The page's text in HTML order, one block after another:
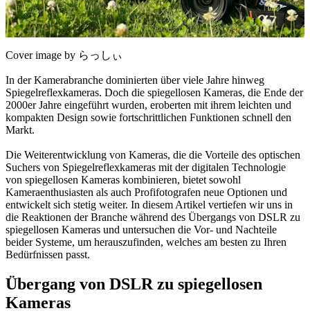
Cover image by らっしぃ
In der Kamerabranche dominierten über viele Jahre hinweg
Spiegelreflexkameras. Doch die spiegellosen Kameras, die Ende der
2000er Jahre eingeführt wurden, eroberten mit ihrem leichten und
kompakten Design sowie fortschrittlichen Funktionen schnell den
Markt.
Die Weiterentwicklung von Kameras, die die Vorteile des optischen
Suchers von Spiegelreflexkameras mit der digitalen Technologie
von spiegellosen Kameras kombinieren, bietet sowohl
Kameraenthusiasten als auch Profifotografen neue Optionen und
entwickelt sich stetig weiter. In diesem Artikel vertiefen wir uns in
die Reaktionen der Branche während des Übergangs von DSLR zu
spiegellosen Kameras und untersuchen die Vor- und Nachteile
beider Systeme, um herauszufinden, welches am besten zu Ihren
Bedürfnissen passt.
Übergang von DSLR zu spiegellosen
Kameras